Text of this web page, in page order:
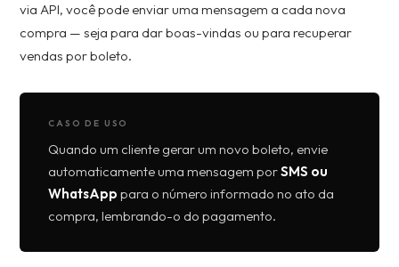
via API, você pode enviar uma mensagem a cada nova
compra — seja para dar boas-vindas ou para recuperar
vendas por boleto.
CASO DE USO
Quando um cliente gerar um novo boleto, envie
automaticamente uma mensagem porSMS ou
WhatsApp para o número informado no ato da
compra, lembrando-o do pagamento.